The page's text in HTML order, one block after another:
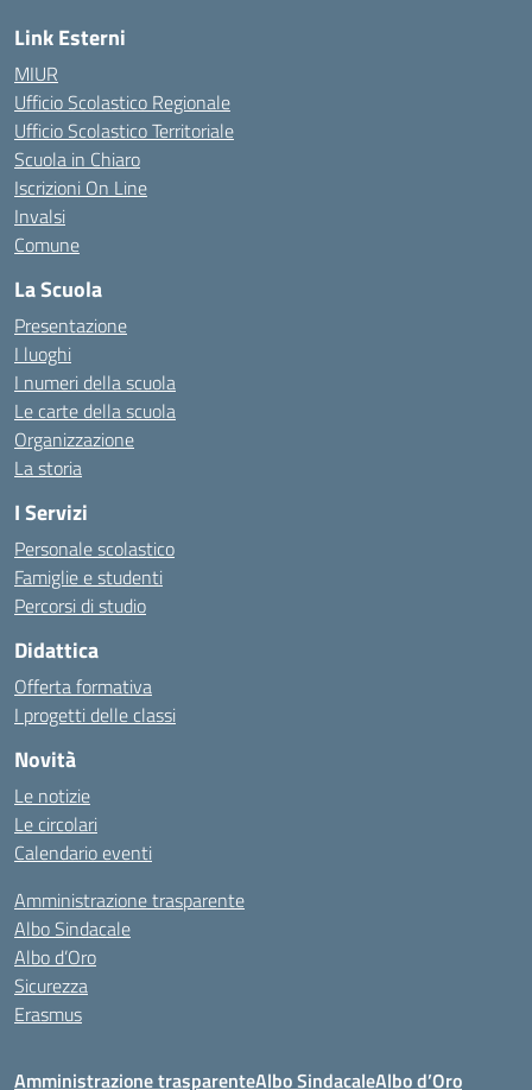
Link Esterni
MIUR
Ufficio Scolastico Regionale
Ufficio Scolastico Territoriale
Scuola in Chiaro
Iscrizioni On Line
Invalsi
Comune
La Scuola
Presentazione
I luoghi
I numeri della scuola
Le carte della scuola
Organizzazione
La storia
I Servizi
Personale scolastico
Famiglie e studenti
Percorsi di studio
Didattica
Offerta formativa
I progetti delle classi
Novità
Le notizie
Le circolari
Calendario eventi
Amministrazione trasparente
Albo Sindacale
Albo d’Oro
Sicurezza
Erasmus
Amministrazione trasparenteAlbo SindacaleAlbo d’Oro